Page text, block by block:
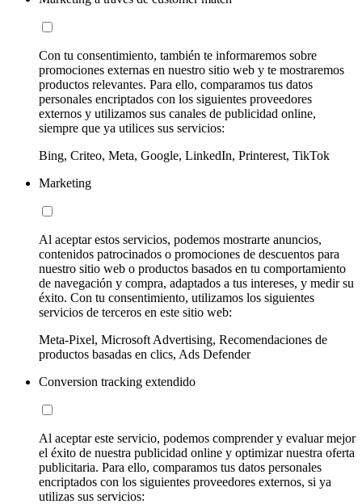
Con tu consentimiento, también te informaremos sobre
promociones externas en nuestro sitio web y te mostraremos
productos relevantes. Para ello, comparamos tus datos
personales encriptados con los siguientes proveedores
externos y utilizamos sus canales de publicidad online,
siempre que ya utilices sus servicios:
Bing, Criteo, Meta, Google, LinkedIn, Printerest, TikTok
Marketing
Al aceptar estos servicios, podemos mostrarte anuncios,
contenidos patrocinados o promociones de descuentos para
nuestro sitio web o productos basados en tu comportamiento
de navegación y compra, adaptados a tus intereses, y medir su
éxito. Con tu consentimiento, utilizamos los siguientes
servicios de terceros en este sitio web:
Meta-Pixel, Microsoft Advertising, Recomendaciones de
productos basadas en clics, Ads Defender
Conversion tracking extendido
Al aceptar este servicio, podemos comprender y evaluar mejor
el éxito de nuestra publicidad online y optimizar nuestra oferta
publicitaria. Para ello, comparamos tus datos personales
encriptados con los siguientes proveedores externos, si ya
utilizas sus servicios: